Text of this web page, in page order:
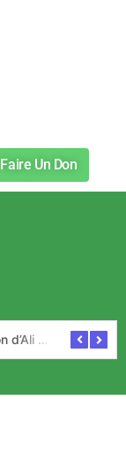
Faire Un Don
Visite à la région d’Ali Sabieh – Djibouti